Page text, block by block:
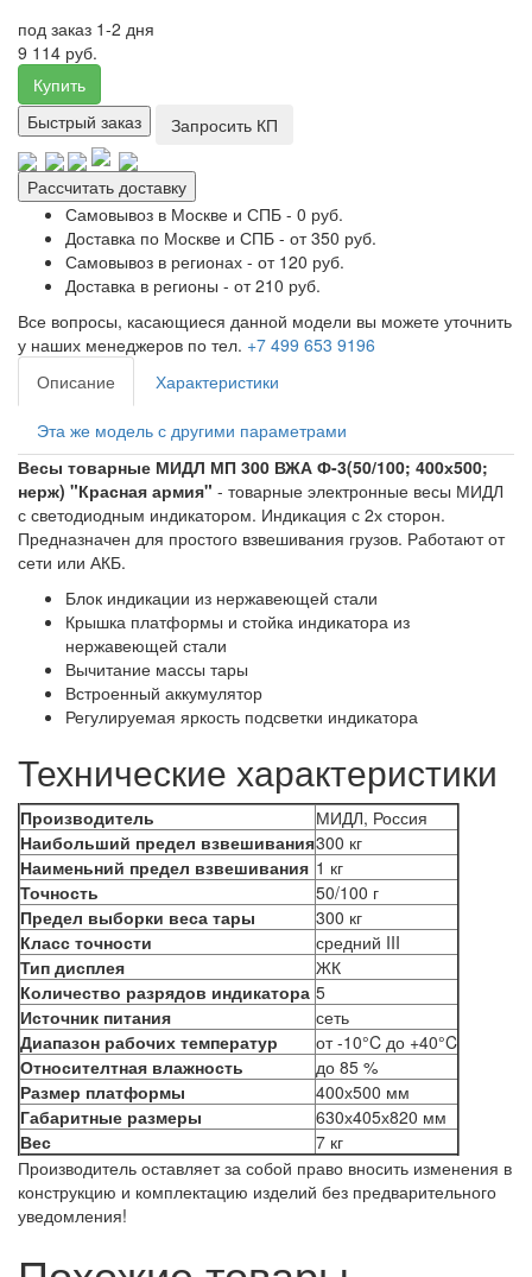
под заказ 1-2 дня
9 114 руб.
Купить
Быстрый заказ
Запросить КП
Рассчитать доставку
Самовывоз в Москве и СПБ - 0 руб.
Доставка по Москве и СПБ - от 350 руб.
Самовывоз в регионах - от 120 руб.
Доставка в регионы - от 210 руб.
Все вопросы, касающиеся данной модели вы можете уточнить
у наших менеджеров по тел. +7 499 653 9196
Описание
Характеристики
Эта же модель с другими параметрами
Весы товарные МИДЛ МП 300 ВЖА Ф-3(50/100; 400х500;
нерж) "Красная армия" - товарные электронные весы МИДЛ
с светодиодным индикатором. Индикация с 2х сторон.
Предназначен для простого взвешивания грузов. Работают от
сети или АКБ.
Блок индикации из нержавеющей стали
Крышка платформы и стойка индикатора из
нержавеющей стали
Вычитание массы тары
Встроенный аккумулятор
Регулируемая яркость подсветки индикатора
Технические характеристики
Производитель
МИДЛ, Россия
Наибольший предел взвешивания300 кг
Наименьний предел взвешивания 1 кг
Точность
50/100 г
Предел выборки веса тары
300 кг
Класс точности
средний III
Тип дисплея
ЖК
Количество разрядов индикатора 5
Источник питания
сеть
Диапазон рабочих температур
от -10°C до +40°C
Относителтная влажность
до 85 %
Размер платформы
400х500 мм
Габаритные размеры
630х405х820 мм
Вес
7 кг
Производитель оставляет за собой право вносить изменения в
конструкцию и комплектацию изделий без предварительного
уведомления!